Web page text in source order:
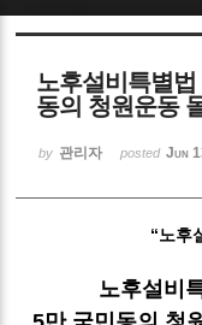
노후설비특별
동의 청원운동
by 관리자 posted Jun
“노후
노후설비